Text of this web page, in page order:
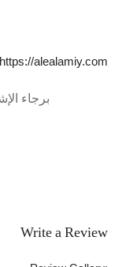
https://alealamiy.com
برجاء
Write a Review